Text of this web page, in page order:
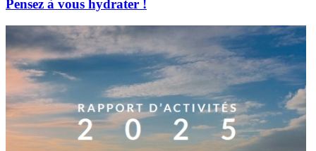
Pensez à vous hydrater !